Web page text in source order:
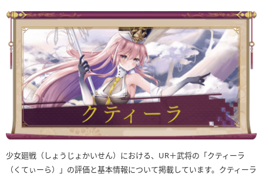
少女廻戦（しょうじょかいせん）における、UR＋武将の「クティーラ
（くてぃーら）」の評価と基本情報について掲載しています。クティーラ